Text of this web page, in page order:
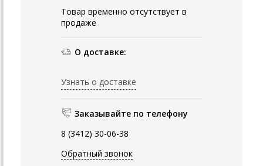
Товар временно отсутствует в
продаже
О доставке:
Узнать о доставке
Заказывайте по телефону
8 (3412) 30-06-38
Обратный звонок